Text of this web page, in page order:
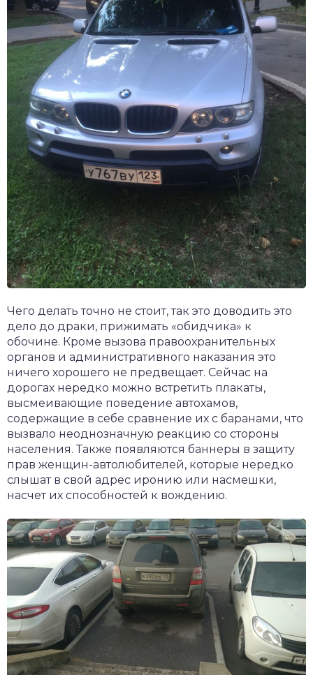
Чего делать точно не стоит, так это доводить это
дело до драки, прижимать «обидчика» к
обочине. Кроме вызова правоохранительных
органов и административного наказания это
ничего хорошего не предвещает. Сейчас на
дорогах нередко можно встретить плакаты,
высмеивающие поведение автохамов,
содержащие в себе сравнение их с баранами, что
вызвало неоднозначную реакцию со стороны
населения. Также появляются баннеры в защиту
прав женщин-автолюбителей, которые нередко
слышат в свой адрес иронию или насмешки,
насчет их способностей к вождению.